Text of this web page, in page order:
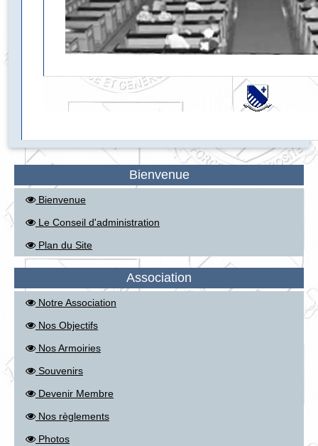
Bienvenue
Bienvenue
Le Conseil d'administration
Plan du Site
Association
Notre Association
Nos Objectifs
Nos Armoiries
Souvenirs
Devenir Membre
Nos règlements
Photos